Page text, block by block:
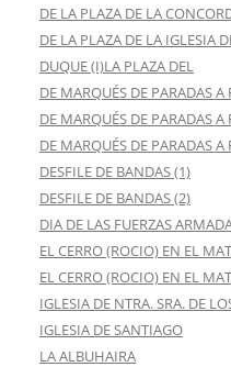
DE LA PLAZA DE LA
DE LA PLAZA DE LA IGLESIA
DUQUE (I)LA PLAZA DEL
DE MARQUÉS DE PARADAS
DE MARQUÉS DE PARADAS
DE MARQUÉS DE PARADAS
DESFILE DE BANDAS (1)
DESFILE DE BANDAS (2)
DIA DE LAS FUERZAS
EL CERRO (ROCIO) EN EL
EL CERRO (ROCIO) EN EL
IGLESIA DE NTRA. SRA. DE
IGLESIA DE SANTIAGO
LA ALBUHAIRA